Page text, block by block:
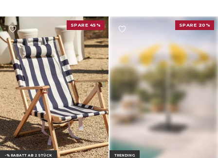
-% RABATT AB 2 STÜCK
SPARE 45%
TRENDING
SPARE 20%